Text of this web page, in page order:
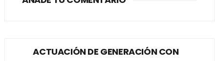
ACTUACIÓN DE GENERACIÓN CON